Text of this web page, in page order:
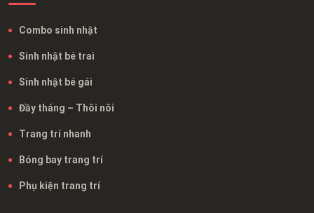
Combo sinh nhật
Sinh nhật bé trai
Sinh nhật bé gái
Đầy tháng – Thôi nôi
Trang trí nhanh
Bóng bay trang trí
Phụ kiện trang trí